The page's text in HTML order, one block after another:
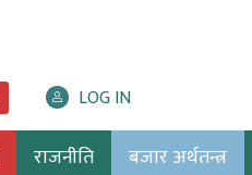
LOG IN
राजनीति बजार अर्थतन्त्र